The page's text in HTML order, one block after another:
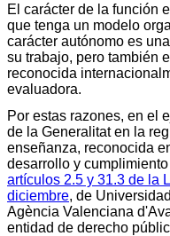
El carácter de la función
que tenga un modelo
carácter autónomo es
su trabajo, pero también
reconocida
evaluadora.
Por estas razones, en el
de la Generalitat en la
enseñanza, reconocida
desarrollo y
artículos 2.5 y 31.3 de la
diciembre, de
Agència Valenciana
entidad de derecho